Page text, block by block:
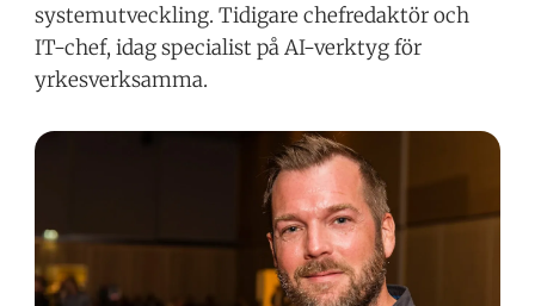
systemutveckling. Tidigare chefredaktör och
IT-chef, idag specialist på AI-verktyg för
yrkesverksamma.